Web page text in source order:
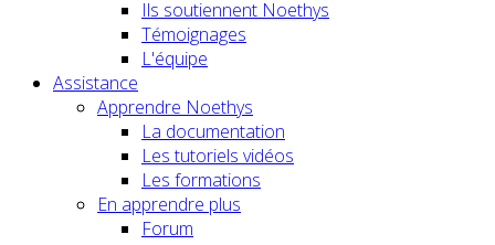
Ils soutiennent Noethys
Témoignages
L'équipe
Assistance
Apprendre Noethys
La documentation
Les tutoriels vidéos
Les formations
En apprendre plus
Forum